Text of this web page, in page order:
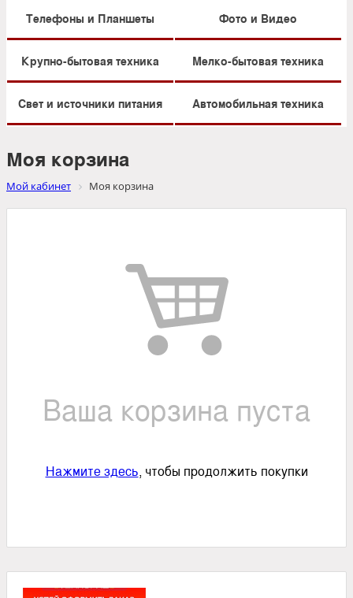
Телефоны и Планшеты Фото и Видео
Крупно-бытовая техника Мелко-бытовая техника
Свет и источники питания Автомобильная техника
Моя корзина
Мой кабинет Моя корзина
Ваша корзина пуста
Нажмите здесь , чтобы продолжить покупки